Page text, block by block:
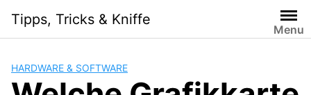
content
Tipps, Tricks & Kniffe
Menu
HARDWARE & SOFTWARE